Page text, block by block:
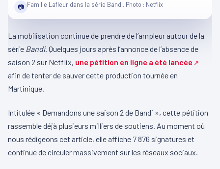
📷 Famille Lafleur dans la série Bandi. Photo : Netflix
La mobilisation continue de prendre de l’ampleur autour de la
série Bandi. Quelques jours après l’annonce de l’absence de
saison 2 sur Netflix, une pétition en ligne a été lancée
afin de tenter de sauver cette production tournée en
Martinique.
Intitulée « Demandons une saison 2 de Bandi », cette pétition
rassemble déjà plusieurs milliers de soutiens. Au moment où
nous rédigeons cet article, elle affiche 7 876 signatures et
continue de circuler massivement sur les réseaux sociaux.